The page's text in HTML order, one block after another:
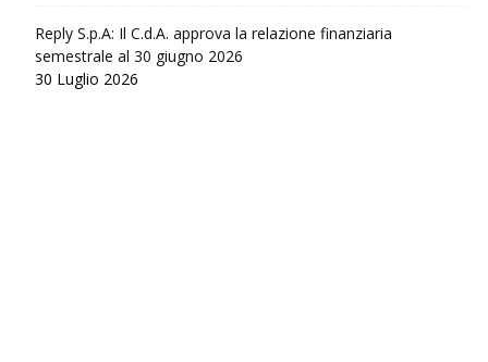
Reply S.p.A: Il C.d.A. approva la relazione finanziaria
semestrale al 30 giugno 2026
30 Luglio 2026